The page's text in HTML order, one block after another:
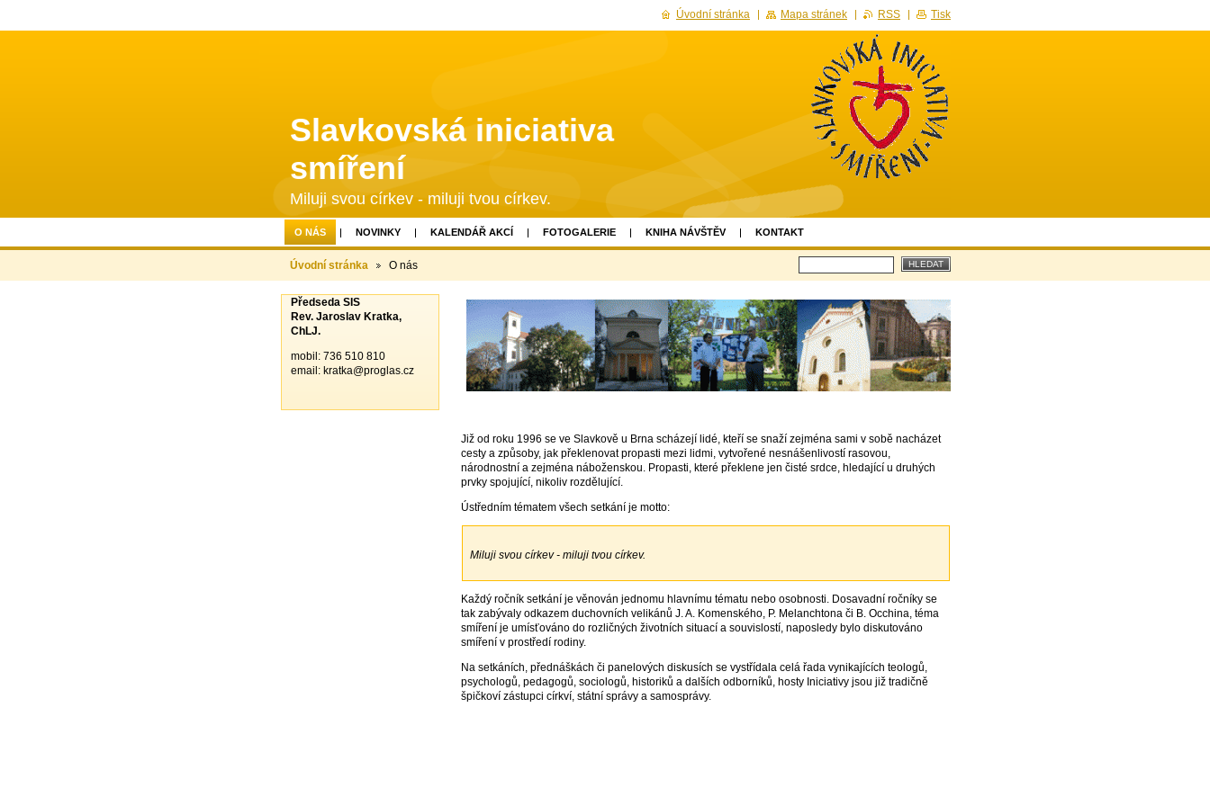
Slavkovská iniciativa
smíření
Miluji svou církev - miluji tvou církev.
O NÁS NOVINKY KALENDÁŘ AKCÍ FOTOGALERIE KNIHA NÁVŠTĚV KONTAKT
Úvodní stránka O nás
Již od roku 1996 se ve Slavkově u Brna scházejí lidé, kteří se snaží zejména sami v sobě nacházet
cesty a způsoby, jak překlenovat propasti mezi lidmi, vytvořené nesnášenlivostí rasovou,
národnostní a zejména náboženskou. Propasti, které překlene jen čisté srdce, hledající u druhých
prvky spojující, nikoliv rozdělující.
Ústředním tématem všech setkání je motto:
Miluji svou církev - miluji tvou církev.
Každý ročník setkání je věnován jednomu hlavnímu tématu nebo osobnosti. Dosavadní ročníky se
tak zabývaly odkazem duchovních velikánů J. A. Komenského, P. Melanchtona či B. Occhina, téma
smíření je umísťováno do rozličných životních situací a souvislostí, naposledy bylo diskutováno
smíření v prostředí rodiny.
Na setkáních, přednáškách či panelových diskusích se vystřídala celá řada vynikajících teologů,
psychologů, pedagogů, sociologů, historiků a dalších odborníků, hosty Iniciativy jsou již tradičně
špičkoví zástupci církví, státní správy a samosprávy.
Předseda SIS
Rev. Jaroslav Kratka,
ChLJ.
mobil: 736 510 810
email: kratka@proglas.cz
Úvodní stránka Mapa stránek RSS Tisk